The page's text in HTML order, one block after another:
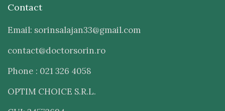
Contact
Email: sorinsalajan33@gmail.com
contact@doctorsorin.ro
Phone : 021 326 4058
OPTIM CHOICE S.R.L.